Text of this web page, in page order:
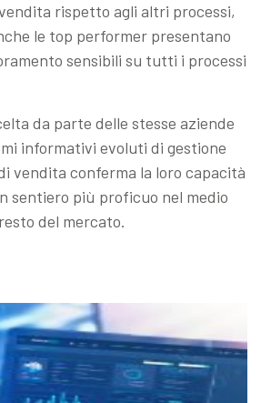
rispetto agli altri processi,
le top performer presentano
sensibili su tutti i processi
da parte delle stesse aziende
informativi evoluti di gestione
vendita conferma la loro capacità
sentiero più proficuo nel medio
del mercato.